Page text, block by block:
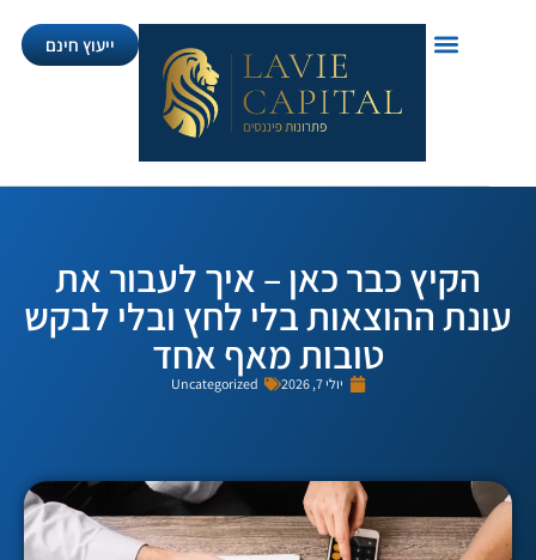
ייעוץ חינם
הקיץ כבר כאן – איך לעבור את
ההוצאות בלי לחץ ובלי לבקש
טובות מאף אחד
Uncategorized